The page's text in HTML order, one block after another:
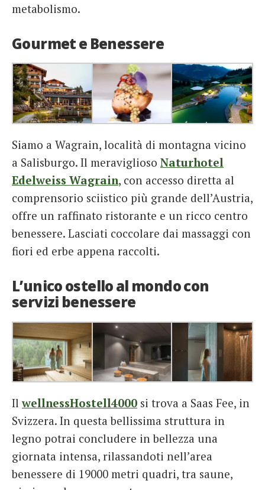
metabolismo.
Gourmet e Benessere
Siamo a Wagrain, località di montagna vicino
a Salisburgo. Il meraviglioso Naturhotel
Edelweiss Wagrain, con accesso diretta al
comprensorio sciistico più grande dell’Austria,
offre un raffinato ristorante e un ricco centro
benessere. Lasciati coccolare dai massaggi con
fiori ed erbe appena raccolti.
L’unico ostello al mondo con
servizi benessere
IlwellnessHostell4000 si trova a Saas Fee, in
Svizzera. In questa bellissima struttura in
legno potrai concludere in bellezza una
giornata intensa, rilassandoti nell’area
benessere di 19000 metri quadri, tra saune,